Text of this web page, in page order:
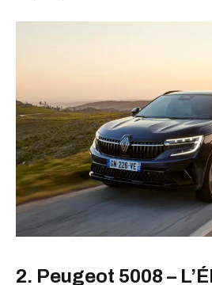
2. Peugeot 5008 –